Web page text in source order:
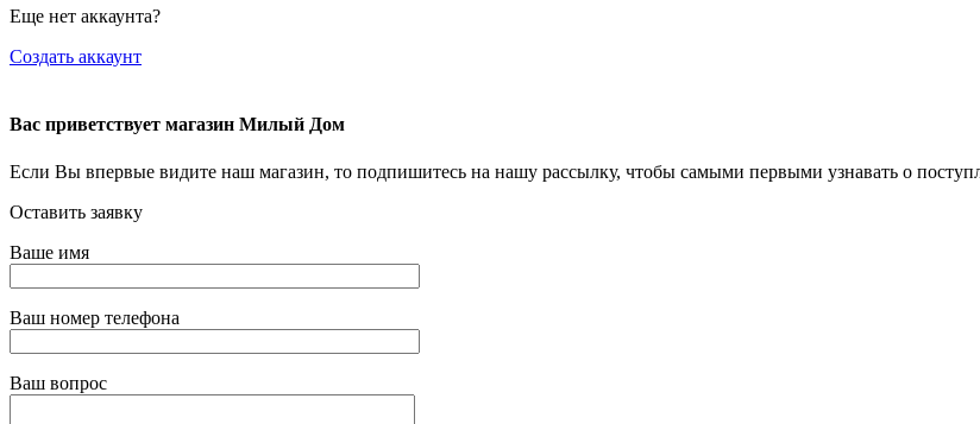
Еще нет аккаунта?
Создать аккаунт
Вас приветствует магазин Милый Дом
Если Вы впервые видите наш магазин, то подпишитесь на нашу рассылку, чтобы самыми первыми узнавать о
Оставить заявку
Ваше имя
Ваш номер телефона
Ваш вопрос